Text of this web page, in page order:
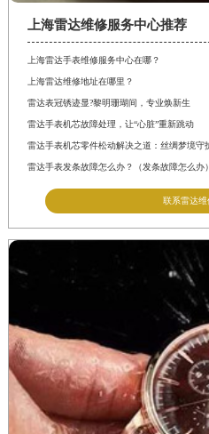
上海雷达维修服务中心推荐
上海雷达手表维修服务中心在哪？
上海雷达维修地址在哪里？
雷达表冠锈迹显?黎明珊瑚间，专业焕新生
雷达手表机芯故障处理，让“心脏”重新跳动
雷达手表机芯零件松动解决之道：丝绸梦境守
雷达手表发条故障怎么办？（发条故障怎么办）
联系雷达维